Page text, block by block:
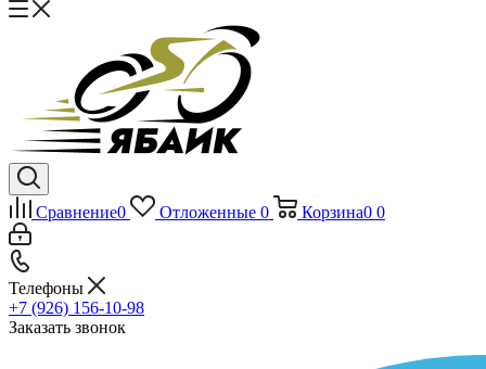
Сравнение0 Отложенные 0 Корзина0 0
Телефоны
+7 (926) 156-10-98
Заказать звонок